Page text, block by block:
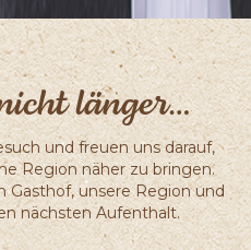
länger…
und freuen uns darauf,
Region näher zu bringen.
Gasthof, unsere Region und
nächsten Aufenthalt.